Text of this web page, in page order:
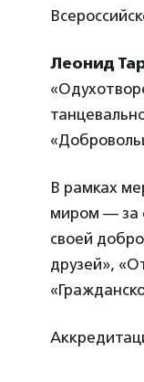
Леонид
В рамках
миром — за
своей
друзей»,